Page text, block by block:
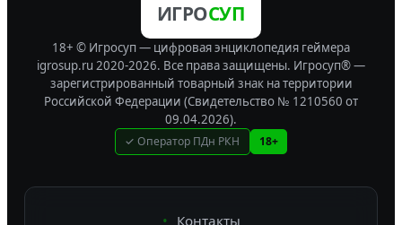
ИГРОСУП
18+ © Игросуп — цифровая энциклопедия геймера
igrosup.ru 2020-2026. Все права защищены. Игросуп® —
зарегистрированный товарный знак на территории
Российской Федерации (Свидетельство № 1210560 от
09.04.2026).
✓ Оператор ПДн РКН 18+
Контакты